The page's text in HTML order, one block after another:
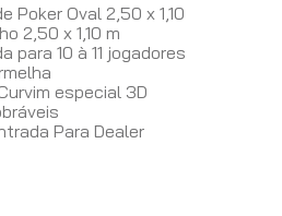
Poker Oval 2,50 x 1,10
2,50 x 1,10 m
para 10 à 11 jogadores
especial 3D
Para Dealer